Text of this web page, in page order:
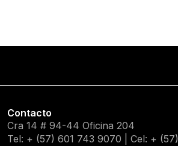
Contacto
Cra 14 # 94-44 Oficina 204
Tel: + (57) 601 743 9070 | Cel: + (57)